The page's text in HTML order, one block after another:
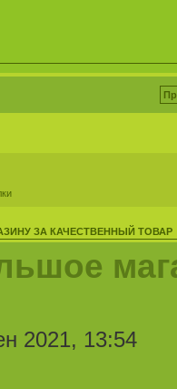
ЗА КАЧЕСТВЕННЫЙ ТОВАР
2021, 13:54